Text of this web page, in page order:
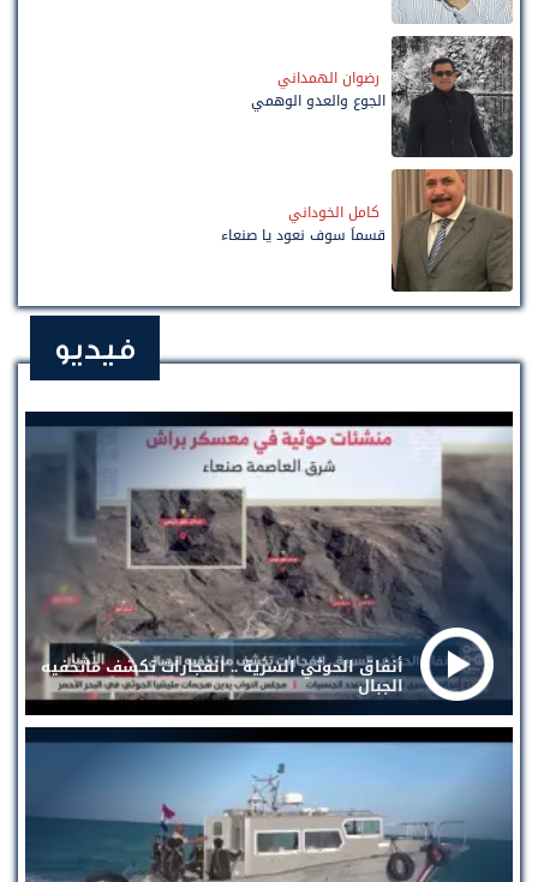
رضوان الهمداني
الجوع والعدو الوهمي
كامل الخوداني
قسماً سوف نعود يا صنعاء
فيديو
أنفاق الحوثي السرية .. انفجارات تكشف ماتخفيه
الجبال